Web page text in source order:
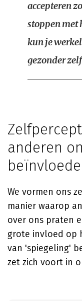
accepteren
stoppen met
kun je
gezonder
anderen
We vormen ons
manier waarop
over ons praten
grote invloed op
van 'spiegeling'
zet zich voort in